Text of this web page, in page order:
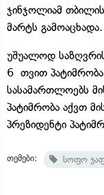
ჯინჯოლიამ
მარტს გამოაცხადა.
უშუალოდ
6 თვით
სასამართლოებს
პატიმრობა აქვთ
პრეზიდენტი
თემები: სოფო